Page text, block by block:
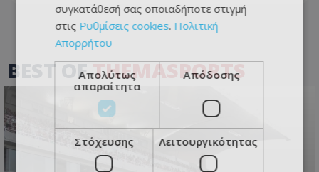
BEST OFTHEMASPORTS
συγκατάθεσή σας οποιαδήποτε στιγμή
στις Ρυθμίσεις cookies. Πολιτική
Απορρήτου
Απολύτως
απαραίτητα
Απόδοσης
Στόχευσης Λειτουργικότητας